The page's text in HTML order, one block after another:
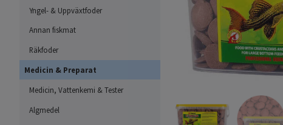
Yngel- & Uppväxtfoder
Annan fiskmat
Räkfoder
Medicin & Preparat
Medicin, Vattenkemi & Tester
Algmedel